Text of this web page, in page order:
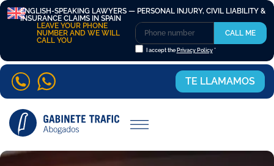
ENGLISH-SPEAKING LAWYERS — PERSONAL INJURY, CIVIL LIABILITY &
INSURANCE CLAIMS IN SPAIN
LEAVE YOUR PHONE
NUMBER AND WE WILL
CALL YOU
I accept the Privacy Policy*
CALL ME
TE LLAMAMOS